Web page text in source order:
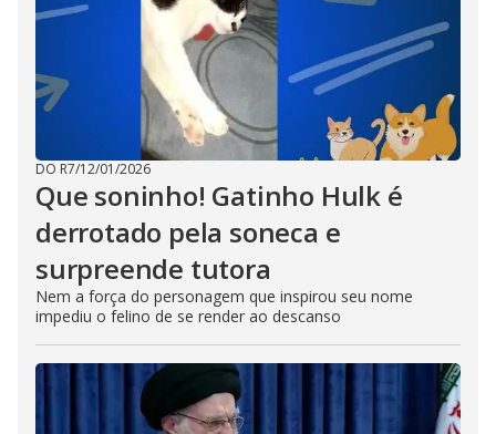
DO R7/12/01/2026
Que soninho! Gatinho Hulk é
derrotado pela soneca e
surpreende tutora
Nem a força do personagem que inspirou seu nome
impediu o felino de se render ao descanso